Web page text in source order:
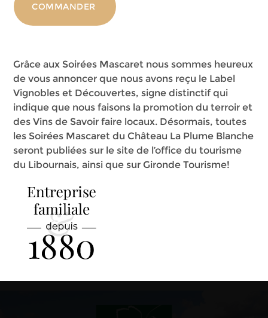
COMMANDER
Grâce aux Soirées Mascaret nous sommes heureux
de vous annoncer que nous avons reçu le Label
Vignobles et Découvertes, signe distinctif qui
indique que nous faisons la promotion du terroir et
des Vins de Savoir faire locaux. Désormais, toutes
les Soirées Mascaret du Château La Plume Blanche
seront publiées sur le site de l’office du tourisme
du Libournais, ainsi que sur Gironde Tourisme!